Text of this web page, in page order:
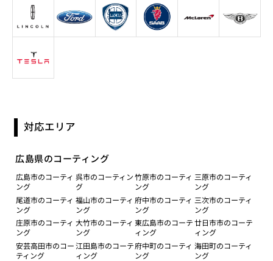
対応エリア
広島県のコーティング
広島市のコーティ
ング
呉市のコーティン
グ
竹原市のコーティ
ング
三原市のコーティ
ング
尾道市のコーティ
ング
福山市のコーティ
ング
府中市のコーティ
ング
三次市のコーティ
ング
庄原市のコーティ
ング
大竹市のコーティ
ング
東広島市のコーテ
ィング
廿日市市のコーテ
ィング
安芸高田市のコー
ティング
江田島市のコーテ
ィング
府中町のコーティ
ング
海田町のコーティ
ング